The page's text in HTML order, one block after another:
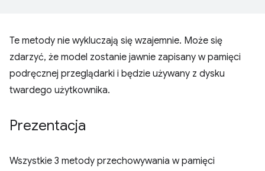
Te metody nie wykluczają się wzajemnie. Może się
zdarzyć, że model zostanie jawnie zapisany w pamięci
podręcznej przeglądarki i będzie używany z dysku
twardego użytkownika.
Prezentacja
Wszystkie 3 metody przechowywania w pamięci